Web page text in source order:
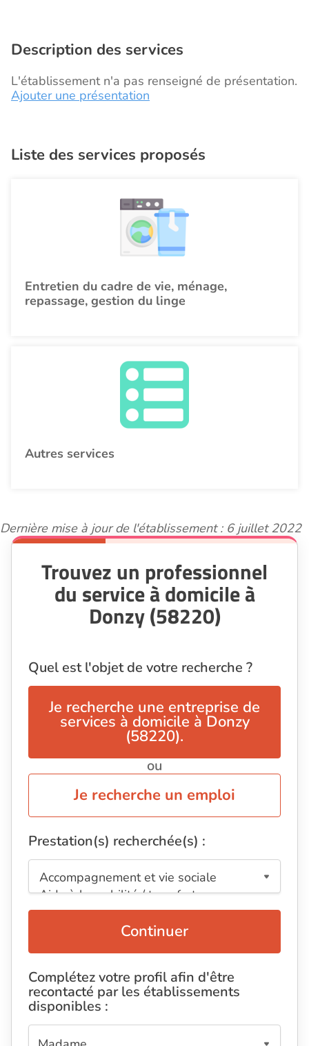
Description des services
L'établissement n'a pas renseigné de présentation.
Ajouter une présentation
Liste des services proposés
Entretien du cadre de vie, ménage,
repassage, gestion du linge
Autres services
Dernière mise à jour de l'établissement : 6 juillet 2022
Trouvez un professionnel
du service à domicile à
Donzy (58220)
Quel est l'objet de votre recherche ?
Je recherche une entreprise de
services à domicile à Donzy
(58220).
ou
Je recherche un emploi
Prestation(s) recherchée(s) :
Continuer
Complétez votre profil afin d'être
recontacté par les établissements
disponibles :